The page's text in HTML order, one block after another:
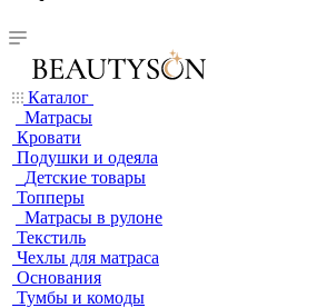
Каталог
Матрасы
Кровати
Подушки и одеяла
Детские товары
Топперы
Матрасы в рулоне
Текстиль
Чехлы для матраса
Основания
Тумбы и комоды